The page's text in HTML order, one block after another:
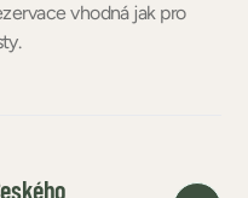
vhodná jak pro